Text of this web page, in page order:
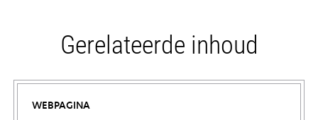
Gerelateerde inhoud
WEBPAGINA